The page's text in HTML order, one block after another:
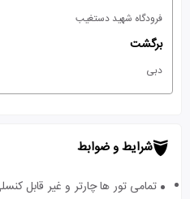
فرودگاه شهید دستغیب
برگشت
دبی
شرایط و ضوابط
تمامی تور ها چارتر و غیر قابل